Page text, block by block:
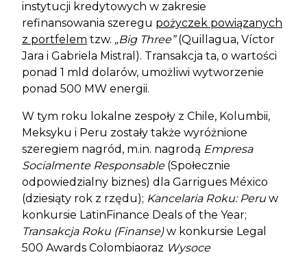
instytucji kredytowych w zakresie
refinansowania szeregu pożyczek powiązanych
z portfelem tzw. „Big Three”(Quillagua, Víctor
Jara i Gabriela Mistral). Transakcja ta, o wartości
ponad 1 mld dolarów, umożliwi wytworzenie
ponad 500 MW energii.
W tym roku lokalne zespoły z Chile, Kolumbii,
Meksyku i Peru zostały także wyróżnione
szeregiem nagród, m.in. nagrodą Empresa
Socialmente Responsable(Społecznie
odpowiedzialny biznes) dla Garrigues México
(dziesiąty rok z rzędu); Kancelaria Roku: Peru w
konkursie LatinFinance Deals of the Year;
Transakcja Roku (Finanse)w konkursie Legal
500 Awards Colombiaoraz Wysoce